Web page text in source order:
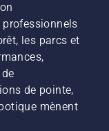
les parcs et
de pointe,
mènent